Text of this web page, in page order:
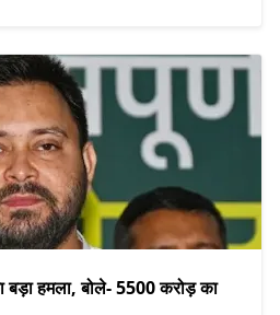
हमला, बोले- 5500 करोड़ का